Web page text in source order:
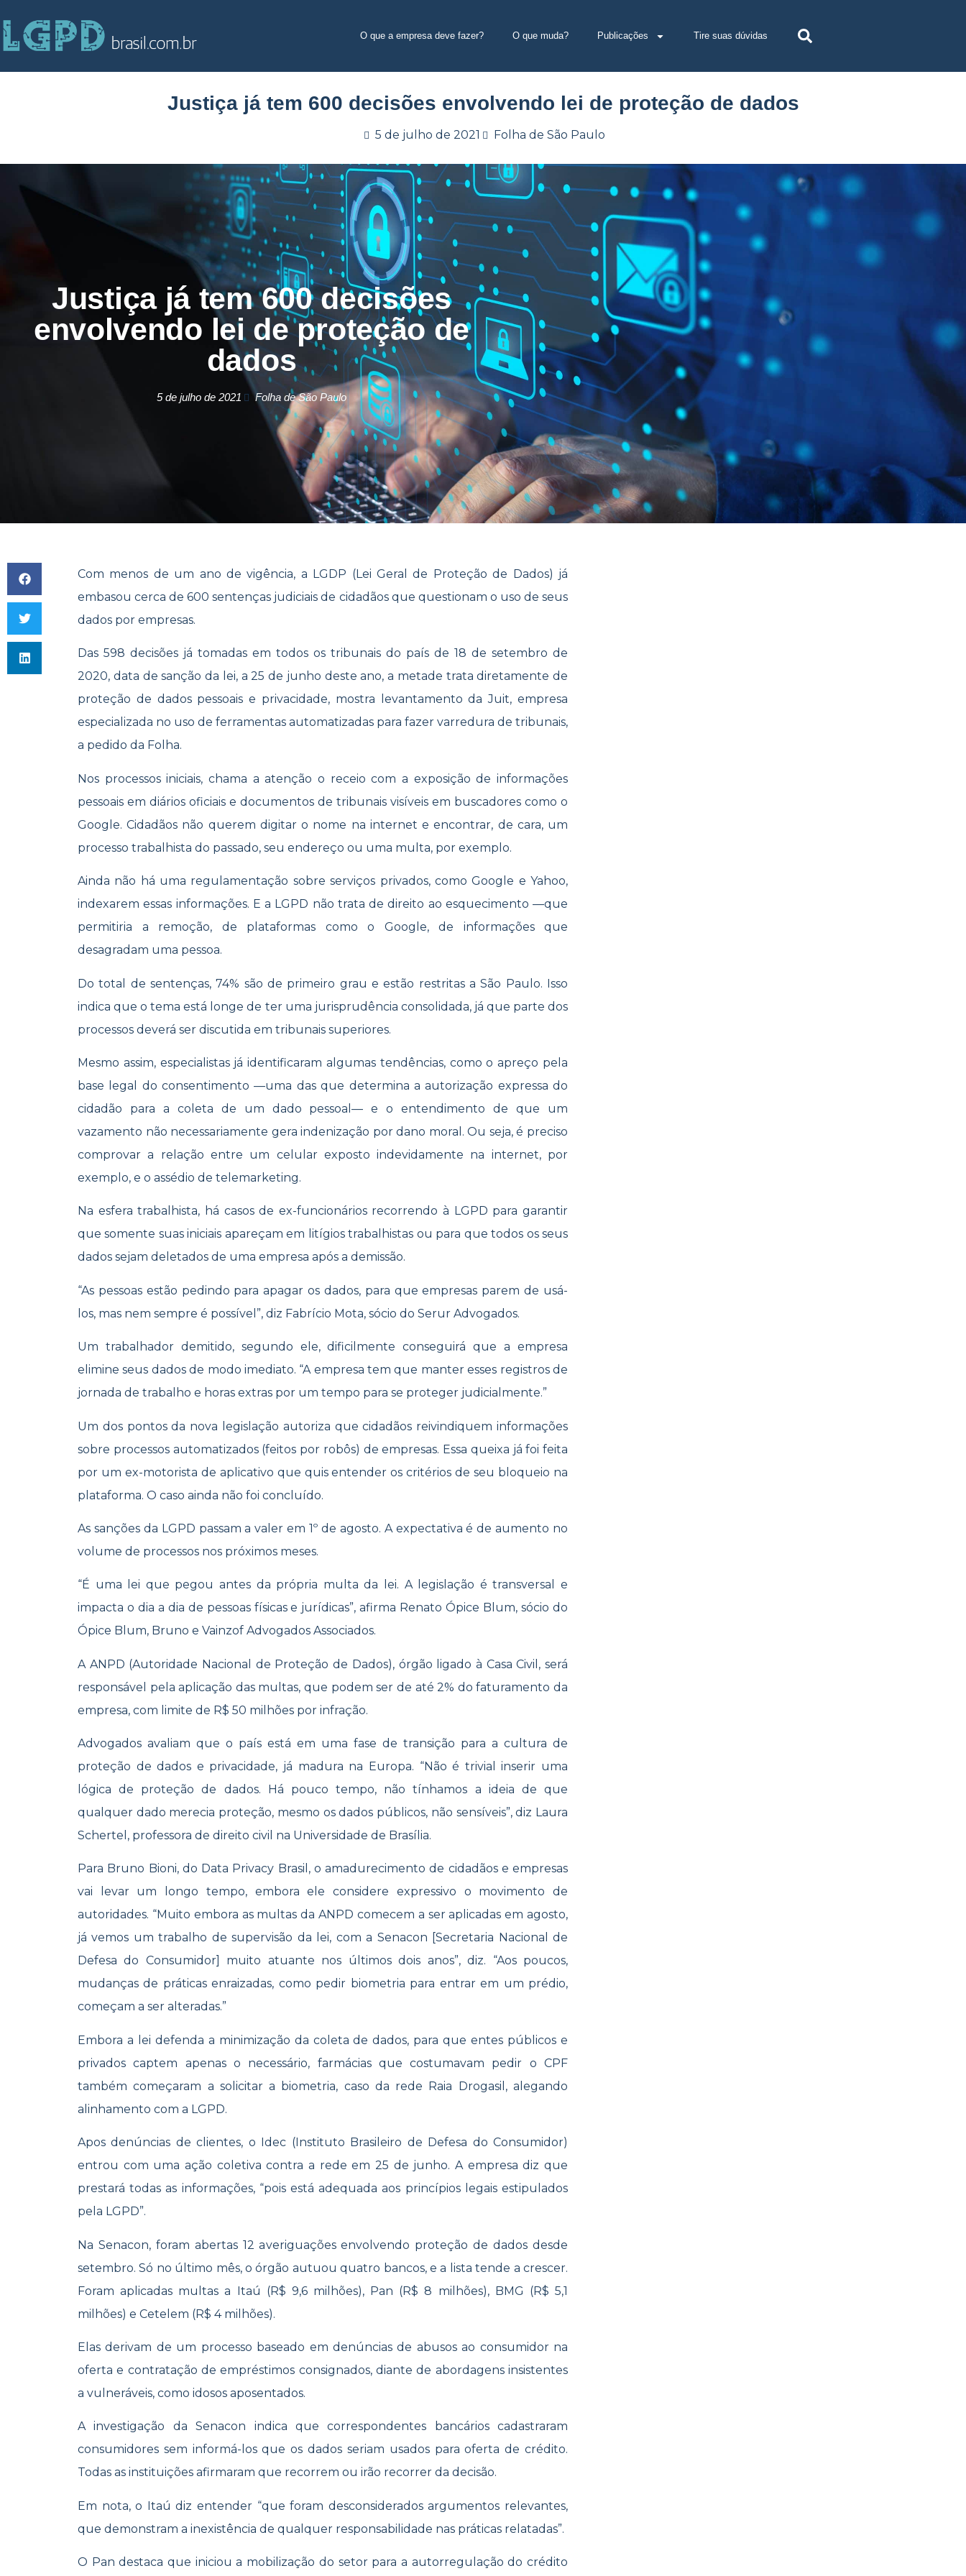
O que a empresa deve fazer? O que muda? Publicações Tire suas dúvidas
Justiça já tem 600 decisões envolvendo lei de proteção de dados
5 de julho de 2021 Folha de São Paulo
Justiça já tem 600 decisões
envolvendo lei de proteção de
dados
5 de julho de 2021 Folha de São Paulo
Com menos de um ano de vigência, a LGDP (Lei Geral de Proteção de Dados) já
embasou cerca de 600 sentenças judiciais de cidadãos que questionam o uso de seus
dados por empresas.
Das 598 decisões já tomadas em todos os tribunais do país de 18 de setembro de
2020, data de sanção da lei, a 25 de junho deste ano, a metade trata diretamente de
proteção de dados pessoais e privacidade, mostra levantamento da Juit, empresa
especializada no uso de ferramentas automatizadas para fazer varredura de tribunais,
a pedido da Folha.
Nos processos iniciais, chama a atenção o receio com a exposição de informações
pessoais em diários oficiais e documentos de tribunais visíveis em buscadores como o
Google. Cidadãos não querem digitar o nome na internet e encontrar, de cara, um
processo trabalhista do passado, seu endereço ou uma multa, por exemplo.
Ainda não há uma regulamentação sobre serviços privados, como Google e Yahoo,
indexarem essas informações. E a LGPD não trata de direito ao esquecimento —que
permitiria a remoção, de plataformas como o Google, de informações que
desagradam uma pessoa.
Do total de sentenças, 74% são de primeiro grau e estão restritas a São Paulo. Isso
indica que o tema está longe de ter uma jurisprudência consolidada, já que parte dos
processos deverá ser discutida em tribunais superiores.
Mesmo assim, especialistas já identificaram algumas tendências, como o apreço pela
base legal do consentimento —uma das que determina a autorização expressa do
cidadão para a coleta de um dado pessoal— e o entendimento de que um
vazamento não necessariamente gera indenização por dano moral. Ou seja, é preciso
comprovar a relação entre um celular exposto indevidamente na internet, por
exemplo, e o assédio de telemarketing.
Na esfera trabalhista, há casos de ex-funcionários recorrendo à LGPD para garantir
que somente suas iniciais apareçam em litígios trabalhistas ou para que todos os seus
dados sejam deletados de uma empresa após a demissão.
“As pessoas estão pedindo para apagar os dados, para que empresas parem de usá-
los, mas nem sempre é possível”, diz Fabrício Mota, sócio do Serur Advogados.
Um trabalhador demitido, segundo ele, dificilmente conseguirá que a empresa
elimine seus dados de modo imediato. “A empresa tem que manter esses registros de
jornada de trabalho e horas extras por um tempo para se proteger judicialmente.”
Um dos pontos da nova legislação autoriza que cidadãos reivindiquem informações
sobre processos automatizados (feitos por robôs) de empresas. Essa queixa já foi feita
por um ex-motorista de aplicativo que quis entender os critérios de seu bloqueio na
plataforma. O caso ainda não foi concluído.
As sanções da LGPD passam a valer em 1º de agosto. A expectativa é de aumento no
volume de processos nos próximos meses.
“É uma lei que pegou antes da própria multa da lei. A legislação é transversal e
impacta o dia a dia de pessoas físicas e jurídicas”, afirma Renato Ópice Blum, sócio do
Ópice Blum, Bruno e Vainzof Advogados Associados.
A ANPD (Autoridade Nacional de Proteção de Dados), órgão ligado à Casa Civil, será
responsável pela aplicação das multas, que podem ser de até 2% do faturamento da
empresa, com limite de R$ 50 milhões por infração.
Advogados avaliam que o país está em uma fase de transição para a cultura de
proteção de dados e privacidade, já madura na Europa. “Não é trivial inserir uma
lógica de proteção de dados. Há pouco tempo, não tínhamos a ideia de que
qualquer dado merecia proteção, mesmo os dados públicos, não sensíveis”, diz Laura
Schertel, professora de direito civil na Universidade de Brasília.
Para Bruno Bioni, do Data Privacy Brasil, o amadurecimento de cidadãos e empresas
vai levar um longo tempo, embora ele considere expressivo o movimento de
autoridades. “Muito embora as multas da ANPD comecem a ser aplicadas em agosto,
já vemos um trabalho de supervisão da lei, com a Senacon [Secretaria Nacional de
Defesa do Consumidor] muito atuante nos últimos dois anos”, diz. “Aos poucos,
mudanças de práticas enraizadas, como pedir biometria para entrar em um prédio,
começam a ser alteradas.”
Embora a lei defenda a minimização da coleta de dados, para que entes públicos e
privados captem apenas o necessário, farmácias que costumavam pedir o CPF
também começaram a solicitar a biometria, caso da rede Raia Drogasil, alegando
alinhamento com a LGPD.
Apos denúncias de clientes, o Idec (Instituto Brasileiro de Defesa do Consumidor)
entrou com uma ação coletiva contra a rede em 25 de junho. A empresa diz que
prestará todas as informações, “pois está adequada aos princípios legais estipulados
pela LGPD”.
Na Senacon, foram abertas 12 averiguações envolvendo proteção de dados desde
setembro. Só no último mês, o órgão autuou quatro bancos, e a lista tende a crescer.
Foram aplicadas multas a Itaú (R$ 9,6 milhões), Pan (R$ 8 milhões), BMG (R$ 5,1
milhões) e Cetelem (R$ 4 milhões).
Elas derivam de um processo baseado em denúncias de abusos ao consumidor na
oferta e contratação de empréstimos consignados, diante de abordagens insistentes
a vulneráveis, como idosos aposentados.
A investigação da Senacon indica que correspondentes bancários cadastraram
consumidores sem informá-los que os dados seriam usados para oferta de crédito.
Todas as instituições afirmaram que recorrem ou irão recorrer da decisão.
Em nota, o Itaú diz entender “que foram desconsiderados argumentos relevantes,
que demonstram a inexistência de qualquer responsabilidade nas práticas relatadas”.
O Pan destaca que iniciou a mobilização do setor para a autorregulação do crédito